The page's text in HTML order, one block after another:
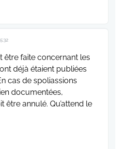
être faite concernant les
déjà étaient publiées
cas de spoliassions
documentées,
être annulé. Qu’attend le